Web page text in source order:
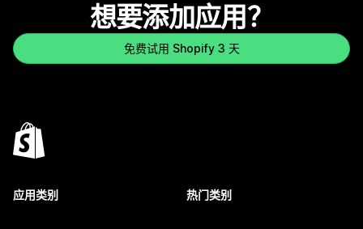
想要添加应用？
免费试用 Shopify 3 天
应用类别 热门类别